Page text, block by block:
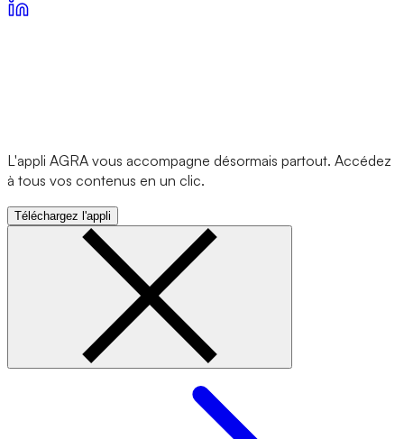
L'appli AGRA vous accompagne désormais partout. Accédez
à tous vos contenus en un clic.
Téléchargez l'appli